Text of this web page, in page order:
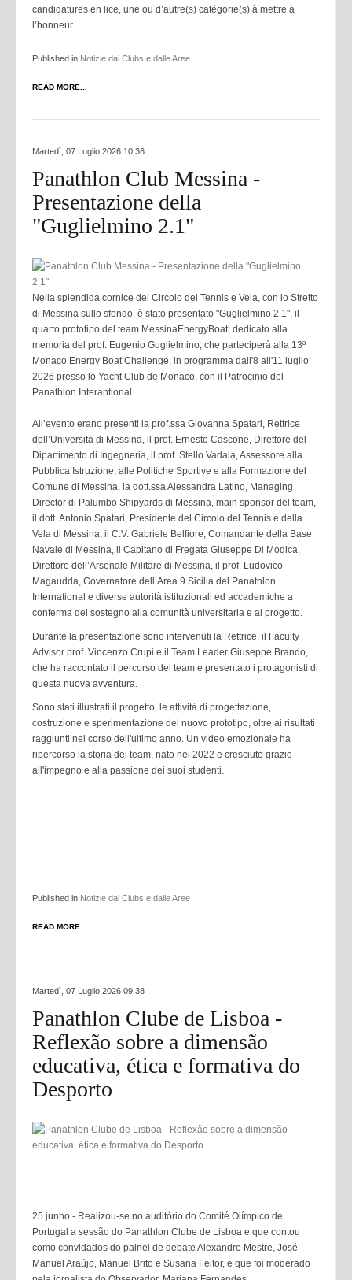
candidatures en lice, une ou d’autre(s) catégorie(s) à mettre à
l’honneur.
Published in Notizie dai Clubs e dalle Aree
READ MORE...
Martedì, 07 Luglio 2026 10:36
Panathlon Club Messina -
Presentazione della
"Guglielmino 2.1"
Nella splendida cornice del Circolo del Tennis e Vela, con lo Stretto
di Messina sullo sfondo, è stato presentato "Guglielmino 2.1", il
quarto prototipo del team MessinaEnergyBoat, dedicato alla
memoria del prof. Eugenio Guglielmino, che parteciperà alla 13ª
Monaco Energy Boat Challenge, in programma dall'8 all'11 luglio
2026 presso lo Yacht Club de Monaco, con il Patrocinio del
Panathlon Interantional.
All’evento erano presenti la prof.ssa Giovanna Spatari, Rettrice
dell’Università di Messina, il prof. Ernesto Cascone, Direttore del
Dipartimento di Ingegneria, il prof. Stello Vadalà, Assessore alla
Pubblica Istruzione, alle Politiche Sportive e alla Formazione del
Comune di Messina, la dott.ssa Alessandra Latino, Managing
Director di Palumbo Shipyards di Messina, main sponsor del team,
il dott. Antonio Spatari, Presidente del Circolo del Tennis e della
Vela di Messina, il C.V. Gabriele Belfiore, Comandante della Base
Navale di Messina, il Capitano di Fregata Giuseppe Di Modica,
Direttore dell’Arsenale Militare di Messina, il prof. Ludovico
Magaudda, Governatore dell’Area 9 Sicilia del Panathlon
International e diverse autorità istituzionali ed accademiche a
conferma del sostegno alla comunità universitaria e al progetto.
Durante la presentazione sono intervenuti la Rettrice, il Faculty
Advisor prof. Vincenzo Crupi e il Team Leader Giuseppe Brando,
che ha raccontato il percorso del team e presentato i protagonisti di
questa nuova avventura.
Sono stati illustrati il progetto, le attività di progettazione,
costruzione e sperimentazione del nuovo prototipo, oltre ai risultati
raggiunti nel corso dell'ultimo anno. Un video emozionale ha
ripercorso la storia del team, nato nel 2022 e cresciuto grazie
all'impegno e alla passione dei suoi studenti.
Published in Notizie dai Clubs e dalle Aree
READ MORE...
Martedì, 07 Luglio 2026 09:38
Panathlon Clube de Lisboa -
Reflexão sobre a dimensão
educativa, ética e formativa do
Desporto
25 junho - Realizou-se no auditório do Comité Olímpico de
Portugal a sessão do Panathlon Clube de Lisboa e que contou
como convidados do painel de debate Alexandre Mestre, José
Manuel Araújo, Manuel Brito e Susana Feitor, e que foi moderado